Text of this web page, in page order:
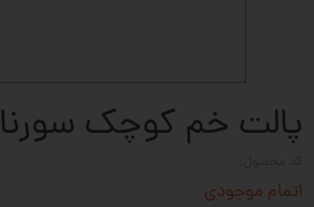
پالت خم کوچک سورنا
اتمام موجودی